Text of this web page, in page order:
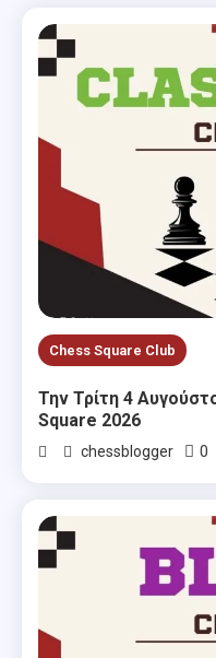
Chess Square Club
Την Τρίτη 4
Square 2026
chessblogger 0